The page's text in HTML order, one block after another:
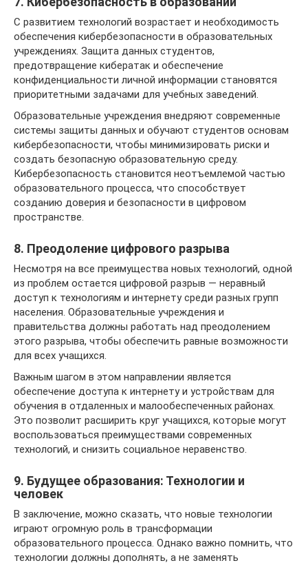
С развитием технологий возрастает и необходимость
обеспечения кибербезопасности в образовательных
учреждениях. Защита данных студентов,
предотвращение кибератак и обеспечение
конфиденциальности личной информации становятся
приоритетными задачами для учебных заведений.
Образовательные учреждения внедряют современные
системы защиты данных и обучают студентов основам
кибербезопасности, чтобы минимизировать риски и
создать безопасную образовательную среду.
Кибербезопасность становится неотъемлемой частью
образовательного процесса, что способствует
созданию доверия и безопасности в цифровом
пространстве.
8. Преодоление цифрового разрыва
Несмотря на все преимущества новых технологий, одной
из проблем остается цифровой разрыв — неравный
доступ к технологиям и интернету среди разных групп
населения. Образовательные учреждения и
правительства должны работать над преодолением
этого разрыва, чтобы обеспечить равные возможности
для всех учащихся.
Важным шагом в этом направлении является
обеспечение доступа к интернету и устройствам для
обучения в отдаленных и малообеспеченных районах.
Это позволит расширить круг учащихся, которые могут
воспользоваться преимуществами современных
технологий, и снизить социальное неравенство.
9. Будущее образования: Технологии и
человек
В заключение, можно сказать, что новые технологии
играют огромную роль в трансформации
образовательного процесса. Однако важно помнить, что
технологии должны дополнять, а не заменять